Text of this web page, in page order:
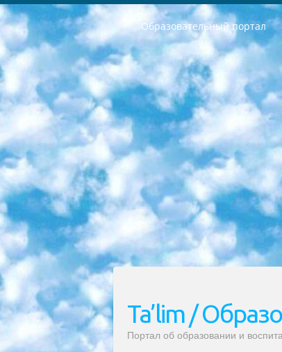
Образовательный портал
РЕСПУБЛИКА УЗБЕКИСТАН МИНИСТРЕРСТВО ДОШКОЛЬНОГО И ШКОЛЬНОГО ОБРАЗОВАНИЯ КОМАНДА в общеобразовательных учреждениях в 2023-2024 учебном году организация и проведение итоговой государственной аттестации обучающихся о Министра дошкольного и школьного образования Республики Узбекистан от 4 марта 2008 года (постановлением Минюста от 20 марта 2008 года № 1778 государственной регистрации) «Итоговое состояние учащихся общего среднего образования на основании положения об утверждении положения об аттестации общего среднего образования выпускной экзамен студентов в образовательных учреждениях в 2023-2024 учебном году В целях организации и прохождения аттестации приказываю: 1. Следующее: перечень предметов, по которым будет проводиться итоговая государственная аттестация и экзамен формы перевода согласно приложению 1; сертификаты международного образца, оценивающие уровень владения иностранными языками перечень согласно приложению 2; 2. Педагогический при специализированных образовательных учреждениях. научно-практический центр квалификации и международной оценки (Д.Давидова) 2024 г. До 25 марта: задания по предметам, по которым будет проводиться итоговая аттестация разработка и утверждение технических условий; итоговая аттестация на основании разработанного предметного задания разработка вопросов по предметам (устно и письменно), экзамен передача; общеобразовательные средние школы и специальные учебные заведения учащиеся выпускных классов школ и интернатов в агентской системе подготовка базы данных экзаменационных материалов и критериев оценки; перевод базы экзаменационных материалов на все языки обучения подать в Республиканский образовательный центр для изготовления; варианты экзаменов на основе разработанных контрольных материалов пусть будут поставлены задачи формирования. 3. Республиканский образовательный центр (Ш.Худайкулов) до 5 апреля 2024 года. до: база данных предоставленных экзаменационных материалов на все языки обучения перевод и экспертиза; для слепых, слабовидящих, глухих, слабослышащих и умственно отсталых
Ta’lim /
Портал об образовании и